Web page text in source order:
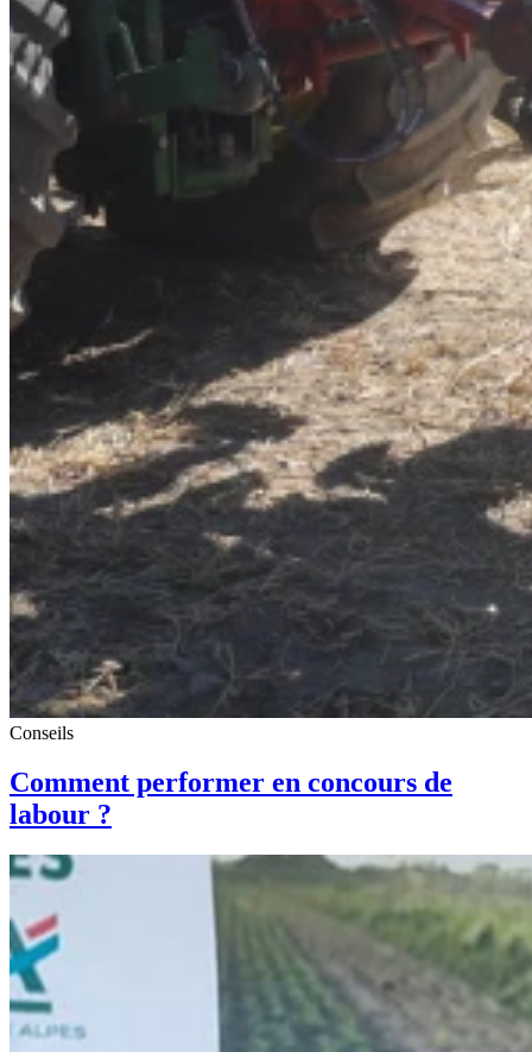
Conseils
Comment performer en concours de
labour ?